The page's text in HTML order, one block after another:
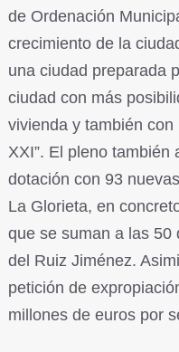
de Ordenación
crecimiento de la
una ciudad preparada
ciudad con más
vivienda y también
XXI”. El pleno
dotación con 93
La Glorieta, en
que se suman a las 50
del Ruiz Jiménez.
petición de
millones de euros por